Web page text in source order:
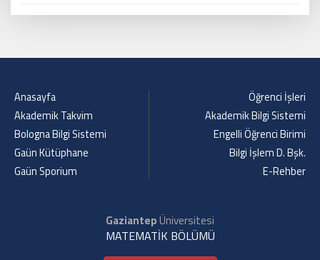
Anasayfa
Akademik Takvim
Bologna Bilgi Sistemi
Gaün Kütüphane
Gaün Sporium
Öğrenci İşleri
Akademik Bilgi Sistemi
Engelli Öğrenci Birimi
Bilgi İşlem D. Bşk.
E-Rehber
GaziantepÜniversitesi
MATEMATİK BÖLÜMÜ